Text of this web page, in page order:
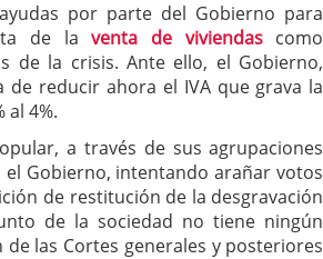
por parte del Gobierno para
de la venta de viviendascomo
de la crisis. Ante ello, el Gobierno,
de reducir ahora el IVA que grava la
al 4%.
a través de sus agrupaciones
Gobierno, intentando arañar votos
de restitución de la desgravación
de la sociedad no tiene ningún
las Cortes generales y posteriores